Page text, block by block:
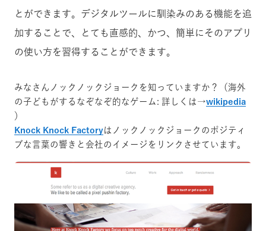
とができます。デジタルツールに馴染みのある機能を追
加することで、とても直感的、かつ、簡単にそのアプリ
の使い方を習得することができます。
みなさんノックノックジョークを知っていますか？（海外
の子どもがするなぞなぞ的なゲーム: 詳しくは→wikipedia
）
Knock Knock Factoryはノックノックジョークのポジティ
ブな言葉の響きと会社のイメージをリンクさせています。